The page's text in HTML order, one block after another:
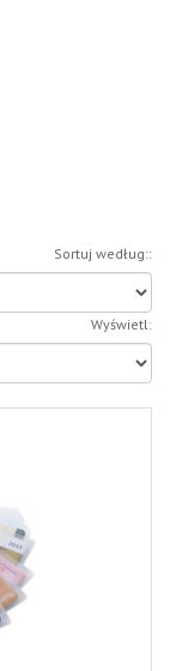
Sortuj według::
Wyświetl: